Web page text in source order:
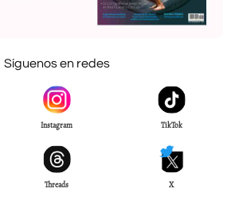
Síguenos en redes
Instagram TikTok
Threads X